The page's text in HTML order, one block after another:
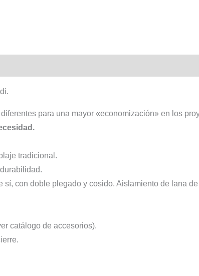
para una mayor «economización» en los
tradicional.
con doble plegado y cosido. Aislamiento de lana
catálogo de accesorios).